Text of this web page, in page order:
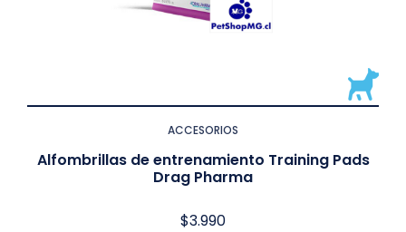
ACCESORIOS
Alfombrillas de entrenamiento Training Pads
Drag Pharma
$3.990